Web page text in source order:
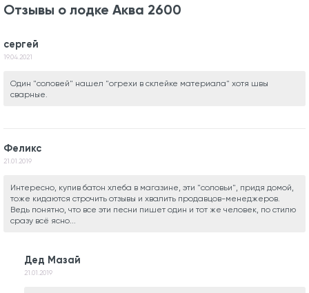
Отзывы о лодке Аква 2600
сергей
19.04.2021
Один "соловей" нашел "огрехи в склейке материала" хотя швы
сварные.
Феликс
21.01.2019
Интересно, купив батон хлеба в магазине, эти "соловьи", придя домой,
тоже кидаются строчить отзывы и хвалить продавцов-менеджеров.
Ведь понятно, что все эти песни пишет один и тот же человек, по стилю
сразу всё ясно...
Дед Мазай
21.01.2019